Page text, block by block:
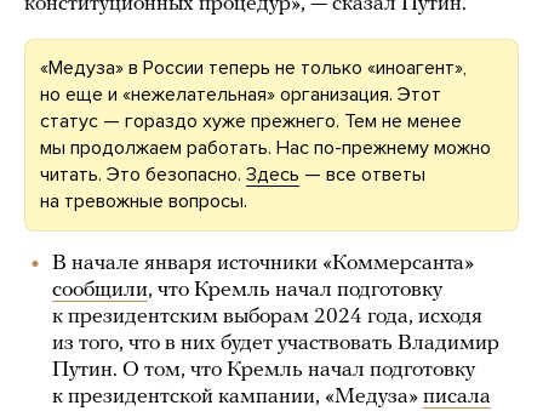
«Медуза» в России теперь не только «иноагент»,
но еще и «нежелательная» организация. Этот
статус — гораздо хуже прежнего. Тем не менее
мы продолжаем работать. Нас по-прежнему можно
читать. Это безопасно. Здесь — все ответы
на тревожные вопросы.
В начале января источники «Коммерсанта»
сообщили, что Кремль начал подготовку
к президентским выборам 2024 года, исходя
из того, что в них будет участвовать Владимир
Путин. О том, что Кремль начал подготовку
к президентской кампании, «Медуза» писала